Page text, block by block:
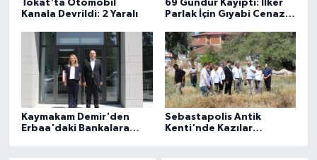
Tokat'ta Otomobil
Kanala Devrildi: 2 Yaralı
69 Gündür Kayıptı: İlker
Parlak İçin Gıyabi Cenaze
Kaymakam Demir'den
Erbaa'daki Bankalara
Sebastapolis Antik
Kenti'nde Kazılar